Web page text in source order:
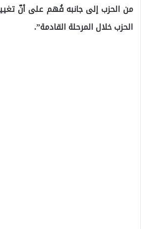
من الحزب إلى جانبه فُهم على أنّ
الحزب خلال المرحلة القادمة”.